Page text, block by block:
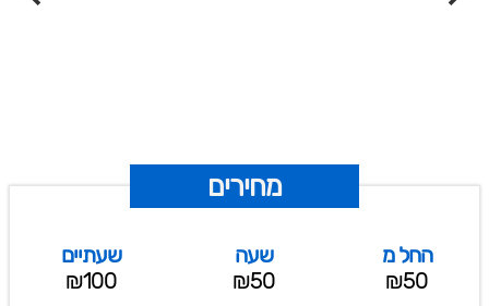
מחירים
החל מ
₪50
שעה
₪50
שעתיים
₪100